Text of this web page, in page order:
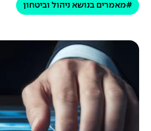
#מאמרים בנושא ניהול וביטחון